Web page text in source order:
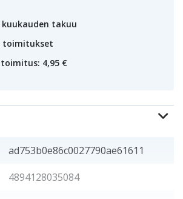
kuukauden takuu
toimitukset
4,95 €
ad753b0e86c0027790ae61611
4894128035084